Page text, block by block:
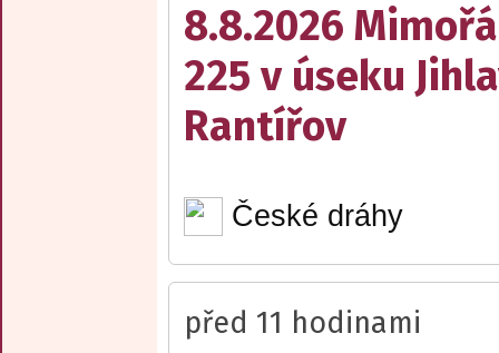
8.8.2026
225 v úseku
Rantířov
České dráhy
před 11 hodinami